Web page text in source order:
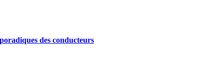
des conducteurs